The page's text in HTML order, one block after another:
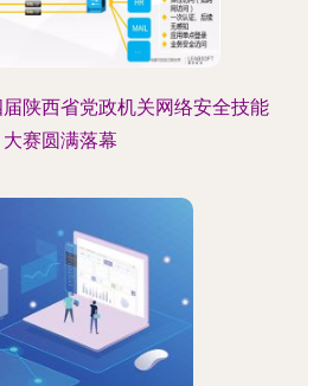
陕西省党政机关网络安全技能
大赛圆满落幕